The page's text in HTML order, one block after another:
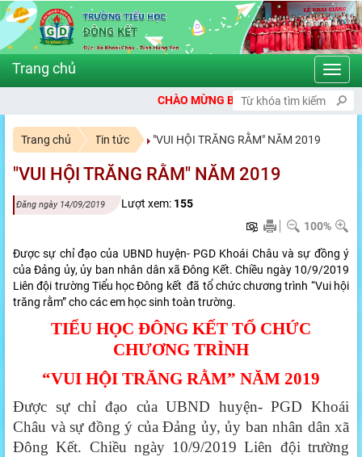
MỪNG BẠN ĐẾN VỚI CỔNG THÔNG TIN ĐIỆN TỬ TRƯỜNG TIỂU
Trang chủ Tin tức "VUI HỘI TRĂNG RẰM" NĂM 2019
"VUI HỘI TRĂNG RẰM" NĂM 2019
Đăng ngày 14/09/2019 Lượt xem: 155
100%
Được sự chỉ đạo của UBND huyện- PGD Khoái Châu và sự đồng ý
của Đảng ủy, ủy ban nhân dân xã Đông Kết. Chiều ngày 10/9/2019
Liên đội trường Tiểu học Đông kết đã tổ chức chương trình “Vui hội
trăng rằm” cho các em học sinh toàn trường.
TIỂU HỌC ĐÔNG KẾT TỔ CHỨC
CHƯƠNG TRÌNH
“VUI HỘI TRĂNG RẰM” NĂM 2019
Được sự chỉ đạo của UBND huyện- PGD Khoái
Châu và sự đồng ý của Đảng ủy, ủy ban nhân dân xã
Đông Kết. Chiều ngày 10/9/2019 Liên đội trường